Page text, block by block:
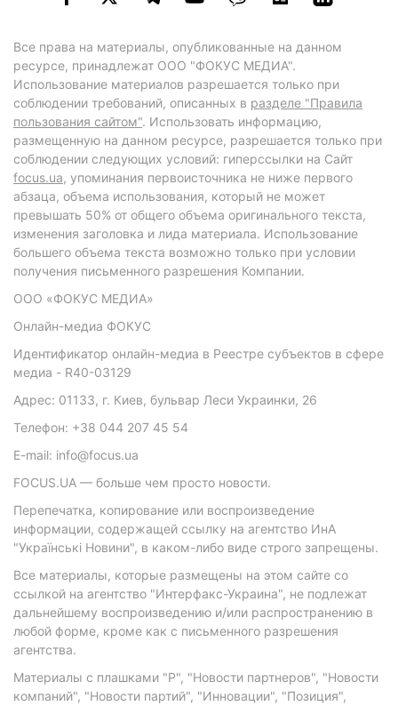
Все права на материалы, опубликованные на данном
ресурсе, принадлежат ООО "ФОКУС МЕДИА".
Использование материалов разрешается только при
соблюдении требований, описанных в разделе "Правила
пользования сайтом". Использовать информацию,
размещенную на данном ресурсе, разрешается только при
соблюдении следующих условий: гиперссылки на Сайт
focus.ua, упоминания первоисточника не ниже первого
абзаца, объема использования, который не может
превышать 50% от общего объема оригинального текста,
изменения заголовка и лида материала. Использование
большего объема текста возможно только при условии
получения письменного разрешения Компании.
ООО «ФОКУС МЕДИА»
Онлайн-медиа ФОКУС
Идентификатор онлайн-медиа в Реестре субъектов в сфере
медиа - R40-03129
Адрес: 01133, г. Киев, бульвар Леси Украинки, 26
Телефон: +38 044 207 45 54
E-mail: info@focus.ua
FOCUS.UA — больше чем просто новости.
Перепечатка, копирование или воспроизведение
информации, содержащей ссылку на агентство ИнА
"Українські Новини", в каком-либо виде строго запрещены.
Все материалы, которые размещены на этом сайте со
ссылкой на агентство "Интерфакс-Украина", не подлежат
дальнейшему воспроизведению и/или распространению в
любой форме, кроме как с письменного разрешения
агентства.
Материалы с плашками "Р", "Новости партнеров", "Новости
компаний", "Новости партий", "Инновации", "Позиция",